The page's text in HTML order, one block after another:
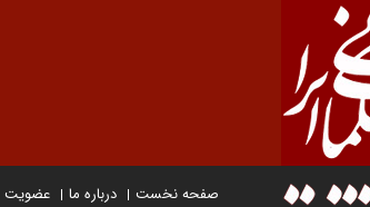
صفحه نخست درباره ما عضویت